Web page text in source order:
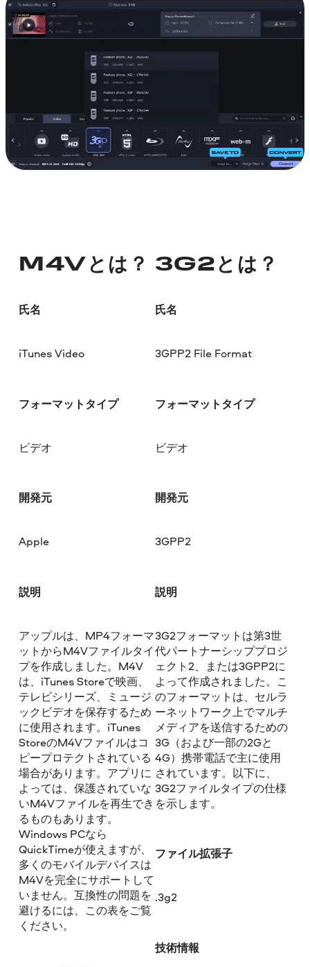
M4Vとは？
氏名
iTunes Video
フォーマットタイプ
ビデオ
開発元
Apple
説明
アップルは、MP4フォーマ
ットからM4Vファイルタイ
プを作成しました。M4V
は、iTunes Storeで映画、
テレビシリーズ、ミュージ
ックビデオを保存するため
に使用されます。iTunes
StoreのM4Vファイルはコ
ピープロテクトされている
場合があります。アプリに
よっては、保護されていな
いM4Vファイルを再生でき
るものもあります。
Windows PCなら
QuickTimeが使えますが、
多くのモバイルデバイスは
M4Vを完全にサポートして
いません。互換性の問題を
避けるには、この表をご覧
ください。
3G2とは？
氏名
3GPP2 File Format
フォーマットタイプ
ビデオ
開発元
3GPP2
説明
3G2フォーマットは第3世
代パートナーシッププロジ
ェクト2、または3GPP2に
よって作成されました。こ
のフォーマットは、セルラ
ーネットワーク上でマルチ
メディアを送信するための
3G（および一部の2Gと
4G）携帯電話で主に使用
されています。以下に、
3G2ファイルタイプの仕様
を示します。
ファイル拡張子
.3g2
技術情報